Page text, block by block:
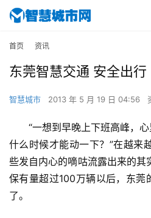
首页 资讯
东莞智慧交通 安全出行
智慧城市 2013 年 5 月 19 日 04:56
“一想到早晚上下班高峰，
什么时候才能动一下？”在越来
些发自内心的嘀咕流露出来的其
保有量超过100万辆以后，东莞
了。